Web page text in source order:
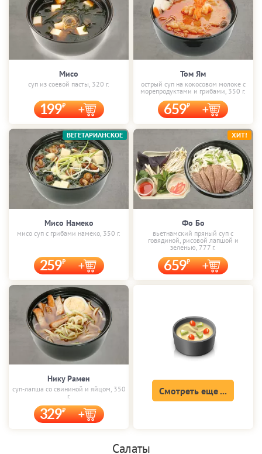
Мисо
суп из соевой пасты, 320 г.
199
Том Ям
острый суп на кокосовом молоке с
морепродуктами и грибами, 350 г.
659
Мисо Намеко
мисо суп с грибами намеко, 350 г.
259
ВЕГЕТАРИАНСКОЕ
Фо Бо
вьетнамский пряный суп с
говядиной, рисовой лапшой и
зеленью, 777 г.
659
ХИТ!
Нику Рамен
суп-лапша со свининой и яйцом, 350
г.
329
Смотреть еще ...
Салаты